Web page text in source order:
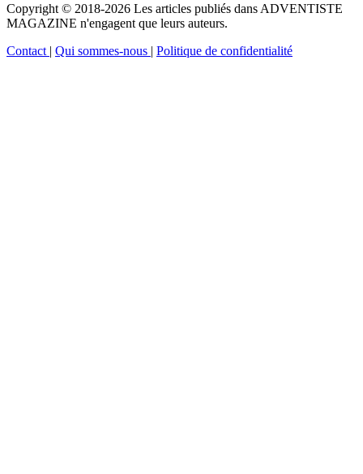
Copyright © 2018-2026 Les articles publiés dans ADVENTISTE
MAGAZINE n'engagent que leurs auteurs.
Contact | Qui sommes-nous | Politique de confidentialité